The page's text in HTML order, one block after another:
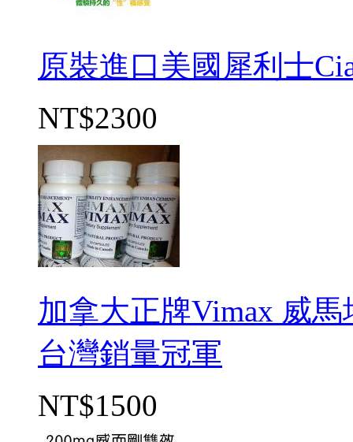
原裝進口美國犀利士
NT$2300
加拿大正牌Vimax 威
台灣銷量冠軍
NT$1500